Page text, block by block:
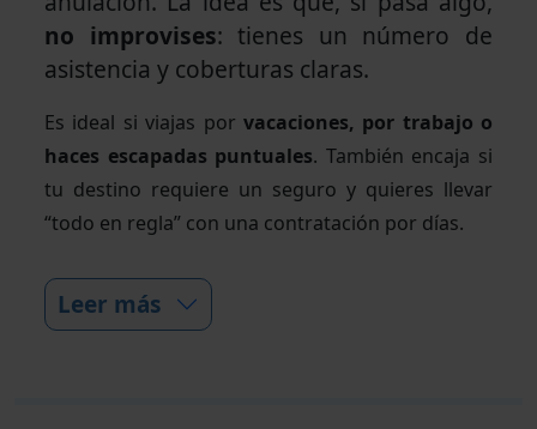
no improvises: tienes un número de
asistencia y coberturas claras.
Es ideal si viajas por vacaciones, por trabajo o
haces escapadas puntuales. También encaja si
tu destino requiere un seguro y quieres llevar
“todo en regla” con una contratación por días.
Leer más